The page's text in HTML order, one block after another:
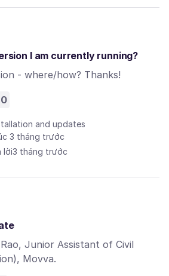
I am currently running?
- where/how? Thanks!
and updates
3 tháng trước
lời3 tháng trước
Junior Assistant of Civil
Movva.